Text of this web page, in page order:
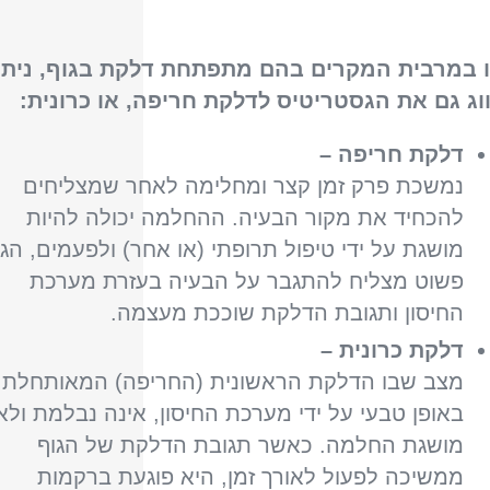
במרבית המקרים בהם מתפתחת דלקת בגוף,
גם את הגסטריטיס לדלקת חריפה, או כרונית:
דלקת חריפה –
נמשכת פרק זמן קצר ומחלימה לאחר שמצליחים
להכחיד את מקור הבעיה. ההחלמה יכולה להיות
מושגת על ידי טיפול תרופתי (או אחר) ולפעמים,
פשוט מצליח להתגבר על הבעיה בעזרת מערכת
החיסון ותגובת הדלקת שוככת מעצמה.
דלקת כרונית –
מצב שבו הדלקת הראשונית (החריפה) המאותחלת
באופן טבעי על ידי מערכת החיסון, אינה נבלמת
מושגת החלמה. כאשר תגובת הדלקת של הגוף
ממשיכה לפעול לאורך זמן, היא פוגעת ברקמות